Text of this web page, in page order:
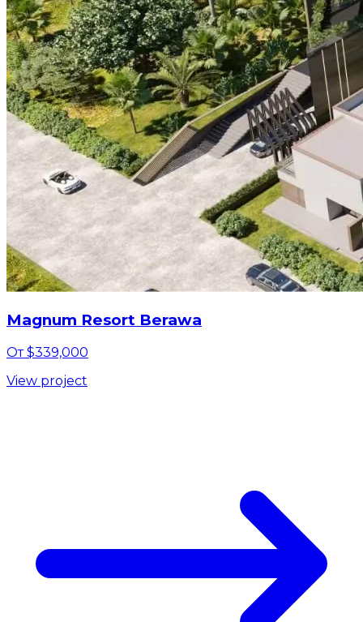
Magnum Resort Berawa
От $339,000
View project